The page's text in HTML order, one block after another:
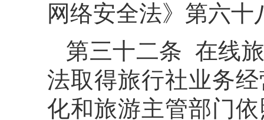
网络安全法》第六
第三十二条 在线
法取得旅行社业务
化和旅游主管部门